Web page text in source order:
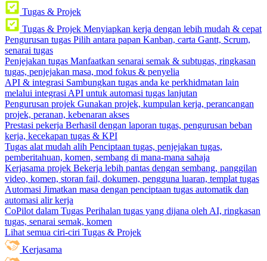
Tugas & Projek
Tugas & Projek Menyiapkan kerja dengan lebih mudah & cepat
Pengurusan tugas Pilih antara papan Kanban, carta Gantt, Scrum,
senarai tugas
Penjejakan tugas Manfaatkan senarai semak & subtugas, ringkasan
tugas, penjejakan masa, mod fokus & penyelia
API & integrasi Sambungkan tugas anda ke perkhidmatan lain
melalui integrasi API untuk automasi tugas lanjutan
Pengurusan projek Gunakan projek, kumpulan kerja, perancangan
projek, peranan, kebenaran akses
Prestasi pekerja Berhasil dengan laporan tugas, pengurusan beban
kerja, kecekapan tugas & KPI
Tugas alat mudah alih Penciptaan tugas, penjejakan tugas,
pemberitahuan, komen, sembang di mana-mana sahaja
Kerjasama projek Bekerja lebih pantas dengan sembang, panggilan
video, komen, storan fail, dokumen, pengguna luaran, templat tugas
Automasi Jimatkan masa dengan penciptaan tugas automatik dan
automasi alir kerja
CoPilot dalam Tugas Perihalan tugas yang dijana oleh AI, ringkasan
tugas, senarai semak, komen
Lihat semua ciri-ciri Tugas & Projek
Kerjasama